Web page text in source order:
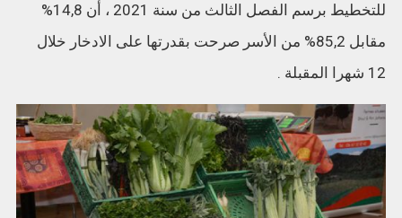
للتخطيط برسم الفصل الثالث من سنة 2021 ، أن 14,8%
مقابل 85,2% من الأسر صرحت بقدرتها على الادخار خلال
12 شهرا المقبلة .